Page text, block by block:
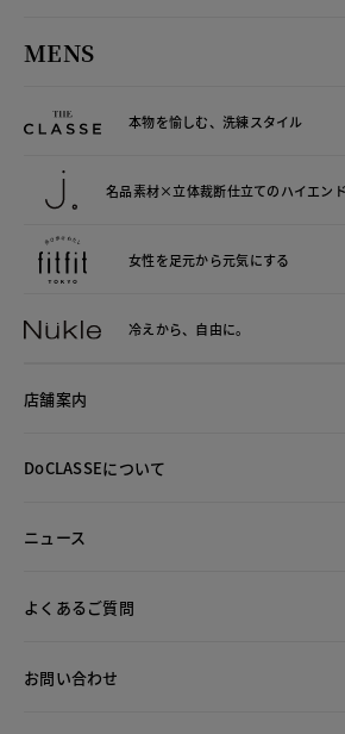
MENS
本物を愉しむ、洗練スタイル
名品素材×立体裁断仕立てのハイエン
女性を足元から元気にする
冷えから、 自由に。
店舗案内
DoCLASSEについて
ニュース
よくあるご質問
お問い合わせ